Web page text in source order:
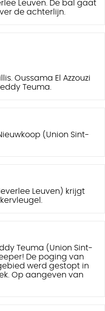
Leuven. De bal gaat
de achterlijn.
Oussama El Azzouzi
Teuma.
(Union Sint-
Leuven) krijgt
Teuma (Union Sint-
De poging van
werd gestopt in
Op aangeven van